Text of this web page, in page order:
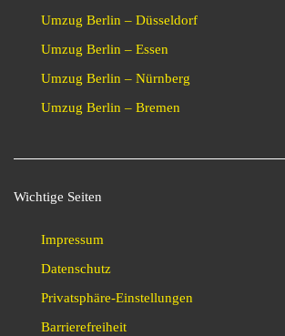
Umzug Berlin – Düsseldorf
Umzug Berlin – Essen
Umzug Berlin – Nürnberg
Umzug Berlin – Bremen
Wichtige Seiten
Impressum
Datenschutz
Privatsphäre-Einstellungen
Barrierefreiheit